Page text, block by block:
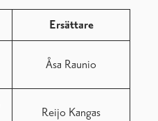
Ersättare
Åsa Raunio
Reijo Kangas